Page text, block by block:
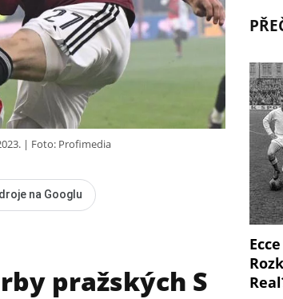
Foto: Profimedia
na Googlu
pražských S